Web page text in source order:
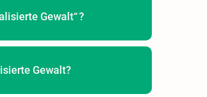
Gewalt“ ?
Gewalt?